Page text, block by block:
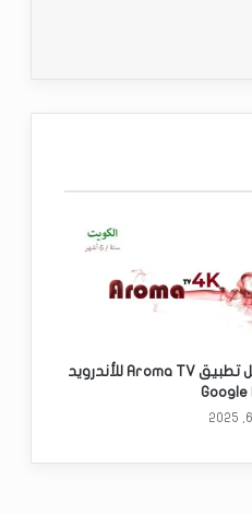
رابط تنزيل تطبيق Aroma TV للأندرويد